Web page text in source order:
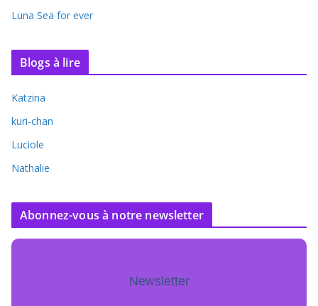
Luna Sea for ever
Blogs à lire
Katzina
kuri-chan
Luciole
Nathalie
Abonnez-vous à notre newsletter
Newsletter